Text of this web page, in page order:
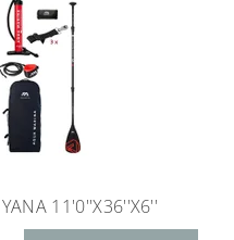
11'0''X36''X6''